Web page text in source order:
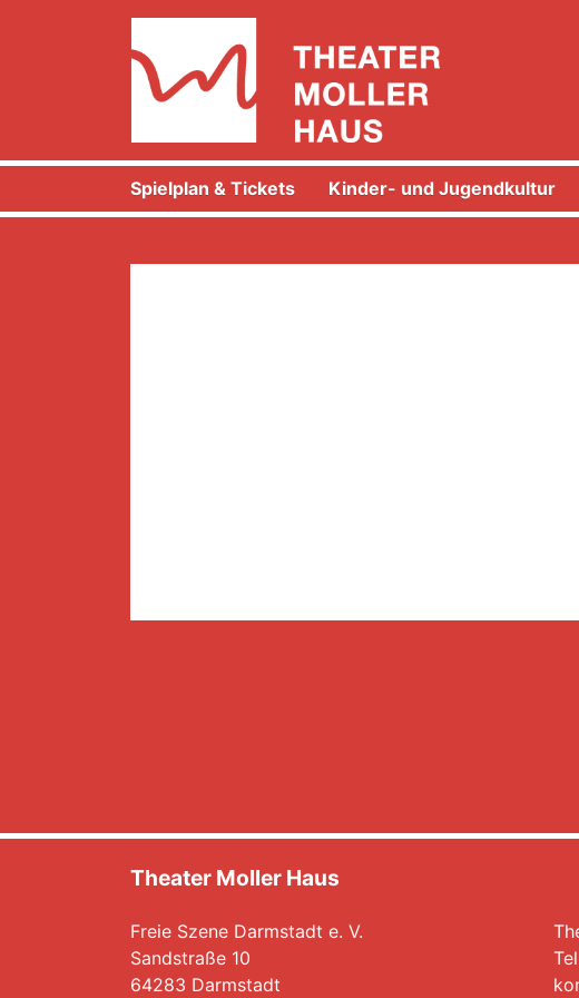
Spielplan & Tickets Kinder- und Jugendkultur
Theater Moller Haus
Freie Szene Darmstadt e. V.
Sandstraße 10
64283 Darmstadt